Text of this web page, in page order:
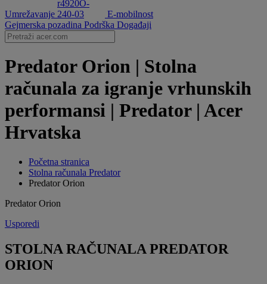
Umrežavanje
E-mobilnost
Gejmerska pozadina Podrška Događaji
Predator Orion | Stolna
računala za igranje vrhunskih
performansi | Predator | Acer
Hrvatska
Početna stranica
Stolna računala Predator
Predator Orion
Predator Orion
Usporedi
STOLNA RAČUNALA PREDATOR
ORION